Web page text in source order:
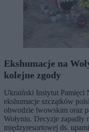
Ekshumacje na
kolejne zgody
Ukraiński Instytut Pamięci
ekshumacje szczątków
obwodzie lwowskim oraz
Wołyniu. Decyzje
międzyresortowej ds.